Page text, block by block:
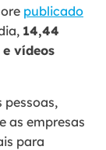
publicado
14,44
vídeos
pessoas,
as empresas
para